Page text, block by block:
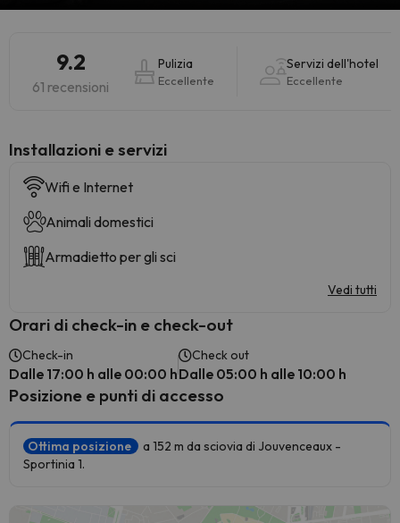
9.2
61 recensioni
Pulizia
Eccellente
Servizi dell'hotel
Eccellente
Installazioni e servizi
Wifi e Internet
Animali domestici
Armadietto per gli sci
Vedi tutti
Orari di check-in e check-out
Check-in
Dalle 17:00 h alle 00:00 h
Check out
Dalle 05:00 h alle 10:00 h
Posizione e punti di accesso
Ottima posizione
a 152 m da sciovia di Jouvenceaux -
Sportinia 1.